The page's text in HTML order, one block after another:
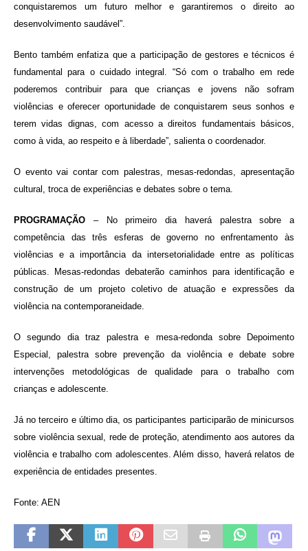
conquistaremos um futuro melhor e garantiremos o direito ao
desenvolvimento saudável”.
Bento também enfatiza que a participação de gestores e técnicos é
fundamental para o cuidado integral. “Só com o trabalho em rede
poderemos contribuir para que crianças e jovens não sofram
violências e oferecer oportunidade de conquistarem seus sonhos e
terem vidas dignas, com acesso a direitos fundamentais básicos,
como à vida, ao respeito e à liberdade”, salienta o coordenador.
O evento vai contar com palestras, mesas-redondas, apresentação
cultural, troca de experiências e debates sobre o tema.
PROGRAMAÇÃO – No primeiro dia haverá palestra sobre a
competência das três esferas de governo no enfrentamento às
violências e a importância da intersetorialidade entre as políticas
públicas. Mesas-redondas debaterão caminhos para identificação e
construção de um projeto coletivo de atuação e expressões da
violência na contemporaneidade.
O segundo dia traz palestra e mesa-redonda sobre Depoimento
Especial, palestra sobre prevenção da violência e debate sobre
intervenções metodológicas de qualidade para o trabalho com
crianças e adolescente.
Já no terceiro e último dia, os participantes participarão de minicursos
sobre violência sexual, rede de proteção, atendimento aos autores da
violência e trabalho com adolescentes. Além disso, haverá relatos de
experiência de entidades presentes.
Fonte: AEN